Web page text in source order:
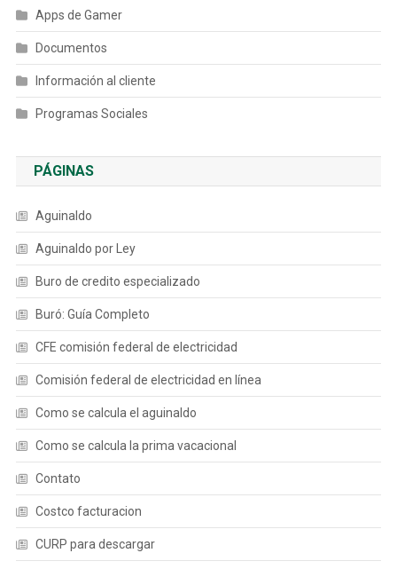
Apps de Gamer
Documentos
Información al cliente
Programas Sociales
PÁGINAS
Aguinaldo
Aguinaldo por Ley
Buro de credito especializado
Buró: Guía Completo
CFE comisión federal de electricidad
Comisión federal de electricidad en línea
Como se calcula el aguinaldo
Como se calcula la prima vacacional
Contato
Costco facturacion
CURP para descargar